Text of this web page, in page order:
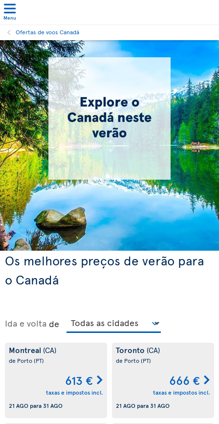
Menu
Ofertas de voos Canadá
Os melhores preços de verão para
o Canadá
Ida e volta de
Montreal (CA)
de Porto(PT)
613 €
taxas e impostos incl.
21 AGO para 31 AGO
Toronto (CA)
de Porto(PT)
666 €
taxas e impostos incl.
21 AGO para 31 AGO